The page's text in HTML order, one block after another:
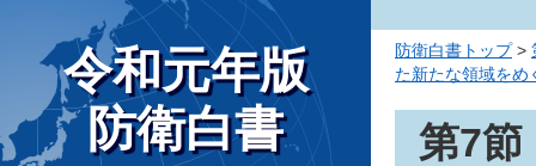
令和元年版
防衛白書
防衛白書トップ>
た新たな領域をめ
第7